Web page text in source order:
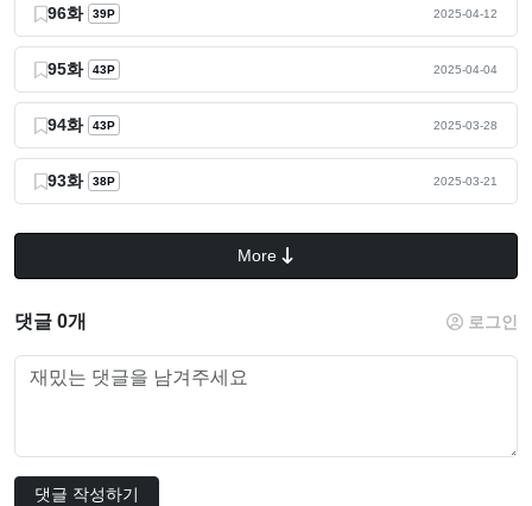
96화 39P 2025-04-12
95화 43P 2025-04-04
94화 43P 2025-03-28
93화 38P 2025-03-21
More
댓글 0개 로그인
댓글 작성하기